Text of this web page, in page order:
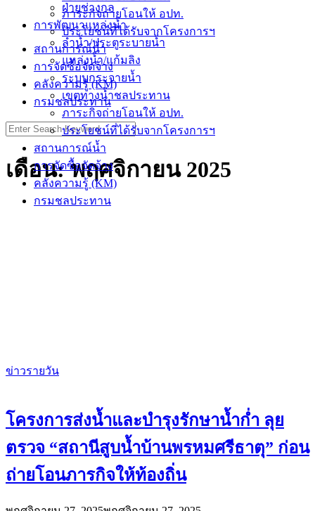
ฝ่ายช่างกล
การพัฒนาแหล่งน้ำ
ลำน้ำ/ประตูระบายน้ำ
แหล่งน้ำ/แก้มลิง
ระบบกระจายน้ำ
เขตทางน้ำชลประทาน
ภาระกิจถ่ายโอนให้ อปท.
ประโยชน์ที่ได้รับจากโครงการฯ
สถานการณ์น้ำ
การจัดซื้อจัดจ้าง
คลังความรู้ (KM)
กรมชลประทาน
ภาระกิจถ่ายโอนให้ อปท.
ประโยชน์ที่ได้รับจากโครงการฯ
สถานการณ์น้ำ
การจัดซื้อจัดจ้าง
คลังความรู้ (KM)
กรมชลประทาน
Search
for:
เดือน:พฤศจิกายน 2025
ข่าวรายวัน
โครงการส่งน้ำและบำรุงรักษาน้ำก่ำ ลุย
ตรวจ “สถานีสูบน้ำบ้านพรหมศรีธาตุ” ก่อน
ถ่ายโอนภารกิจให้ท้องถิ่น